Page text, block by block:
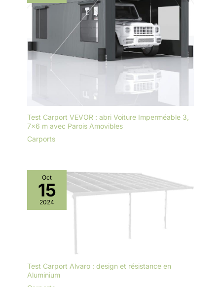
Test Carport VEVOR : abri Voiture Imperméable 3,
7×6 m avec Parois Amovibles
Carports
Oct
15
2024
Test Carport Alvaro : design et résistance en
Aluminium